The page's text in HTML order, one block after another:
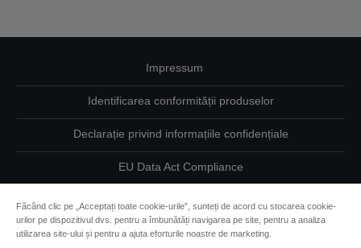
Impressum
Identificarea conformității produselor
Declarație privind informațiile confidențiale
EU Data Act Compliance
Contactaţi-ne în legătură cu datele dumneavoastră
Informaţii despre modulele cookie
Făcând clic pe „Acceptați toate cookie-urile”, sunteți de acord cu stocarea cookie-
urilor pe dispozitivul dvs. pentru a îmbunătăți navigarea pe site, pentru a analiza
utilizarea site-ului și pentru a ajuta eforturile noastre de marketing.